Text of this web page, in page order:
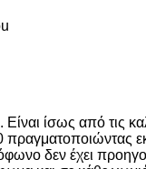
ίσως από τις
πραγματοποιώντας
δεν έχει